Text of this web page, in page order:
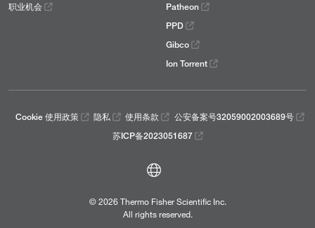
职业机会
Patheon
PPD
Gibco
Ion Torrent
Cookie 使用政策 隐私 使用条款
公安备案号32059002003689号
苏ICP备2023051687
© 2026 Thermo Fisher Scientific Inc.
All rights reserved.